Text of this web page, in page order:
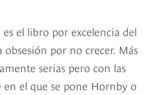
el libro por excelencia del
por no crecer. Más
serias pero con las
el que se pone Hornby o